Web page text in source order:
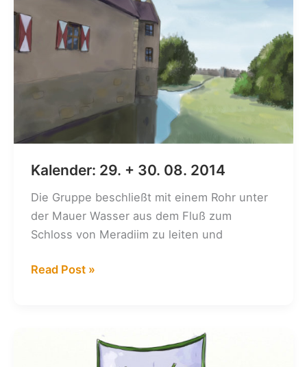
Kalender: 29. + 30. 08. 2014
Die Gruppe beschließt mit einem Rohr unter
der Mauer Wasser aus dem Fluß zum
Schloss von Meradiim zu leiten und
Kalender:
Read Post »